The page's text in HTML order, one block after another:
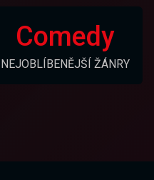
Comedy
NEJOBLÍBENĚJŠÍ ŽÁNRY